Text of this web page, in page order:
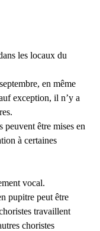
les locaux du
en même
exception, il n’y a
peuvent être mises en
à certaines
vocal.
pupitre peut être
travaillent
choristes